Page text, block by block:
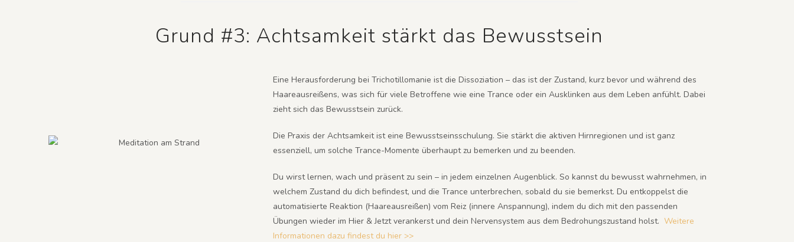
Grund #3: Achtsamkeit stärkt das Bewusstsein
Eine Herausforderung bei Trichotillomanie ist die Dissoziation – das ist der Zustand, kurz bevor und während des
Haareausreißens, was sich für viele Betroffene wie eine Trance oder ein Ausklinken aus dem Leben anfühlt. Dabei
zieht sich das Bewusstsein zurück.
Die Praxis der Achtsamkeit ist eine Bewusstseinsschulung. Sie stärkt die aktiven Hirnregionen und ist ganz
essenziell, um solche Trance-Momente überhaupt zu bemerken und zu beenden.
Du wirst lernen, wach und präsent zu sein – in jedem einzelnen Augenblick. So kannst du bewusst wahrnehmen, in
welchem Zustand du dich befindest, und die Trance unterbrechen, sobald du sie bemerkst. Du entkoppelst die
automatisierte Reaktion (Haareausreißen) vom Reiz (innere Anspannung), indem du dich mit den passenden
Übungen wieder im Hier & Jetzt verankerst und dein Nervensystem aus dem Bedrohungszustand holst. Weitere
Informationen dazu findest du hier >>